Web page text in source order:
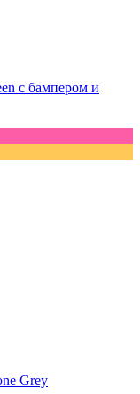
с бампером и
Grey